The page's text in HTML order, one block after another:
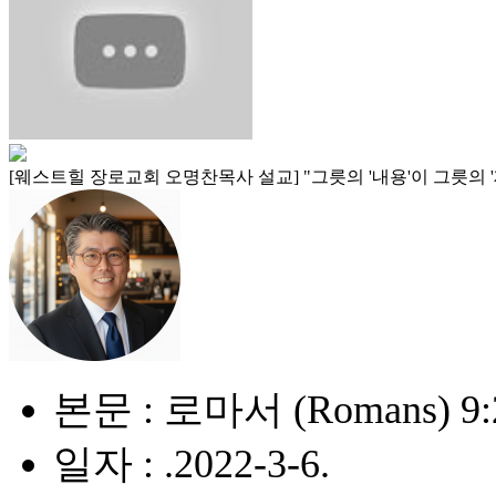
[웨스트힐 장로교회 오명찬목사 설교] "그릇의 '내용'이 그릇의
본문 : 로마서 (Romans)
일자 : .2022-3-6.